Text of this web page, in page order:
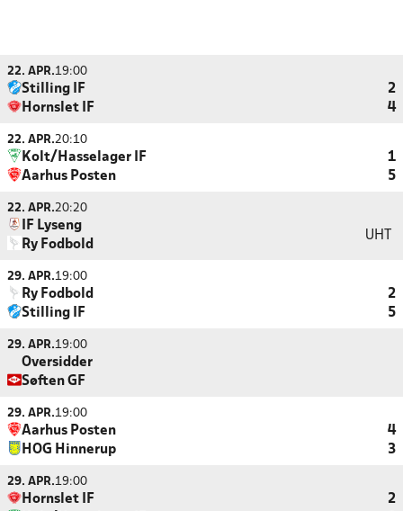
22. APR.19:00
Stilling IF
2
Hornslet IF
4
22. APR.20:10
Kolt/Hasselager IF
1
Aarhus Posten
5
22. APR.20:20
IF Lyseng
Ry Fodbold
UHT
29. APR.19:00
Ry Fodbold
2
Stilling IF
5
29. APR.19:00
Oversidder
Søften GF
29. APR.19:00
Aarhus Posten
4
HOG Hinnerup
3
29. APR.19:00
Hornslet IF
2